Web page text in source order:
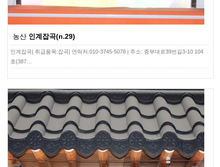
농산 인계잡곡(n.29)
인계잡곡| 취급품목:잡곡| 연락처:010-3745-5078 | 주소: 중부대로39번길3-10 104
호(387…